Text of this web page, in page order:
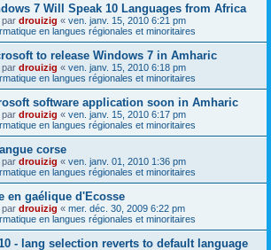
7 Will Speak 10 Languages from Africa
par drouizig « ven. janv. 15, 2010 6:21 pm
en langues régionales et minoritaires
to release Windows 7 in Amharic
par drouizig « ven. janv. 15, 2010 6:18 pm
en langues régionales et minoritaires
software application soon in Amharic
par drouizig « ven. janv. 15, 2010 6:17 pm
en langues régionales et minoritaires
corse
par drouizig « ven. janv. 01, 2010 1:36 pm
en langues régionales et minoritaires
en gaélique d'Ecosse
par drouizig « mer. déc. 30, 2009 6:22 pm
en langues régionales et minoritaires
- lang selection reverts to default language